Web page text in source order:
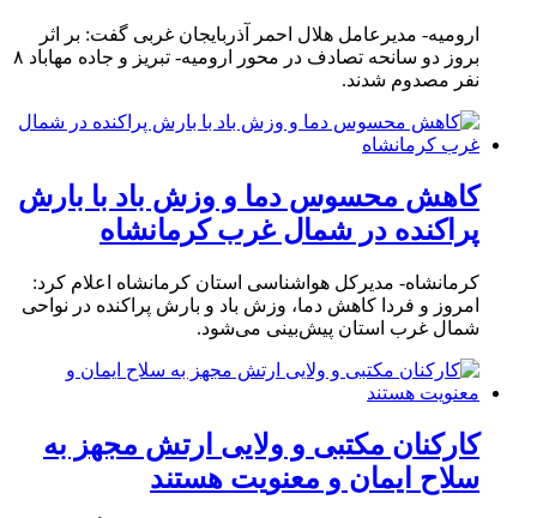
ارومیه- مدیرعامل هلال احمر آذربایجان غربی گفت: بر اثر
بروز دو سانحه تصادف در محور ارومیه- تبریز و جاده مهاباد ۸
نفر مصدوم شدند.
کاهش محسوس دما و وزش باد با بارش
پراکنده در شمال غرب کرمانشاه
کرمانشاه- مدیرکل هواشناسی استان کرمانشاه اعلام کرد:
امروز و فردا کاهش دما، وزش باد و بارش پراکنده در نواحی
شمال غرب استان پیش‌بینی می‌شود.
کارکنان مکتبی و ولایی ارتش مجهز به
سلاح ایمان و معنویت هستند